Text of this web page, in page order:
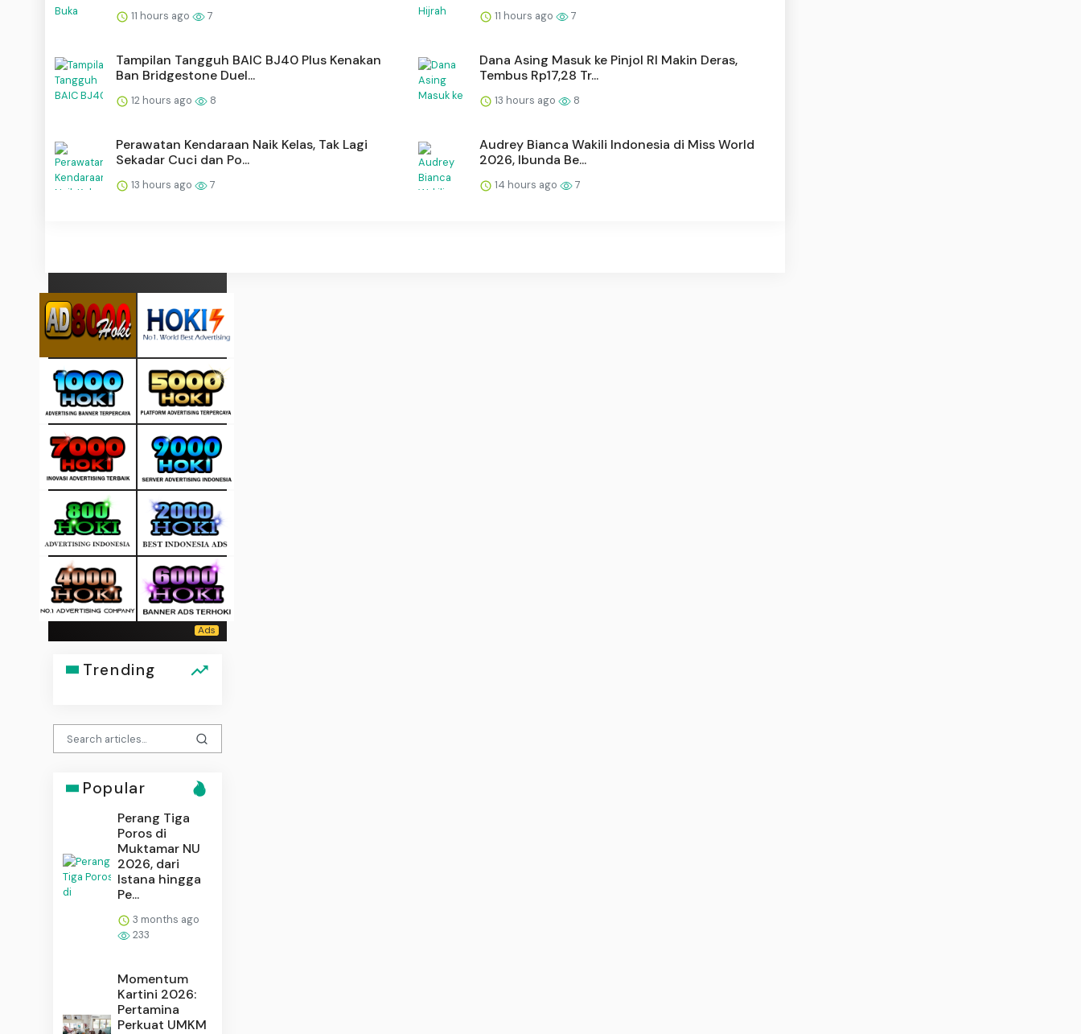
11 hours ago 7 11 hours ago 7
Tampilan Tangguh BAIC BJ40 Plus Kenakan
Ban Bridgestone Duel...
12 hours ago 8
Dana Asing Masuk ke Pinjol RI Makin Deras,
Tembus Rp17,28 Tr...
13 hours ago 8
Perawatan Kendaraan Naik Kelas, Tak Lagi
Sekadar Cuci dan Po...
13 hours ago 7
Audrey Bianca Wakili Indonesia di Miss World
2026, Ibunda Be...
14 hours ago 7
Trending
Popular
Perang Tiga
Poros di
Muktamar NU
2026, dari
Istana hingga
Pe...
3 months ago
233
Momentum
Kartini 2026:
Pertamina
Perkuat UMKM